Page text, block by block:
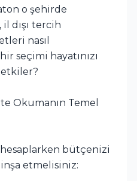
o şehirde
dışı tercih
nasıl
seçimi hayatınızı
etkiler?
Okumanın Temel
bütçenizi
etmelisiniz: